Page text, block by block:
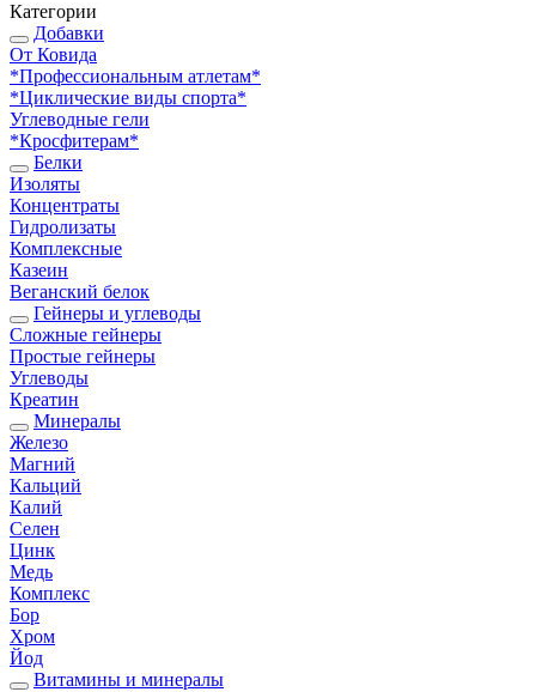
Категории
Добавки
От Ковида
*Профессиональным атлетам*
*Циклические виды спорта*
Углеводные гели
*Кросфитерам*
Белки
Изоляты
Концентраты
Гидролизаты
Комплексные
Казеин
Веганский белок
Гейнеры и углеводы
Сложные гейнеры
Простые гейнеры
Углеводы
Креатин
Минералы
Железо
Магний
Кальций
Калий
Селен
Цинк
Медь
Комплекс
Бор
Хром
Йод
Витамины и минералы